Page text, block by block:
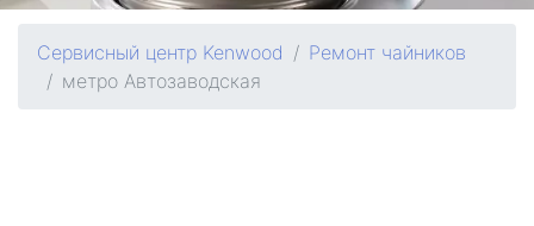
Сервисный центр Kenwood
Ремонт чайников
метро Автозаводская